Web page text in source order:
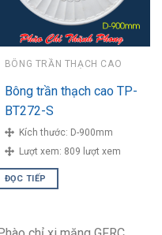
BÔNG TRẦN THẠCH CAO
Bông trần thạch cao TP-
BT272-S
Kích thước: D-900mm
Lượt xem: 809 lượt xem
ĐỌC TIẾP